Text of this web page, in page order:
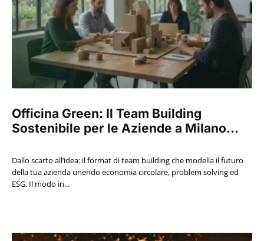
Officina Green: Il Team Building
Sostenibile per le Aziende a Milano...
Dallo scarto all’idea: il format di team building che modella il futuro
della tua azienda unendo economia circolare, problem solving ed
ESG. Il modo in...